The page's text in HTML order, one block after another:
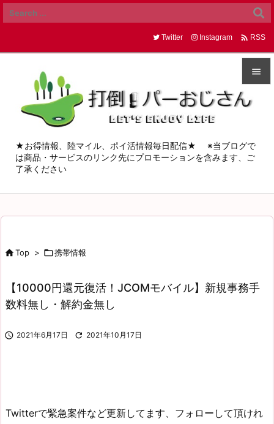


メニュ
サイド


Twitter Instagram  RSS
★お得情報、陸マイル、ポイ活情報毎日配信★ ※当ブログで
は商品・サービスのリンク先にプロモーションを含みます、ご
了承ください
Top > 携帯情報
【10000円還元復活！JCOMモバイル】新規事務手
数料無し・解約金無し
 2021年6月17日  2021年10月17日
Twitterで緊急案件など更新してます、フォローして頂けれ